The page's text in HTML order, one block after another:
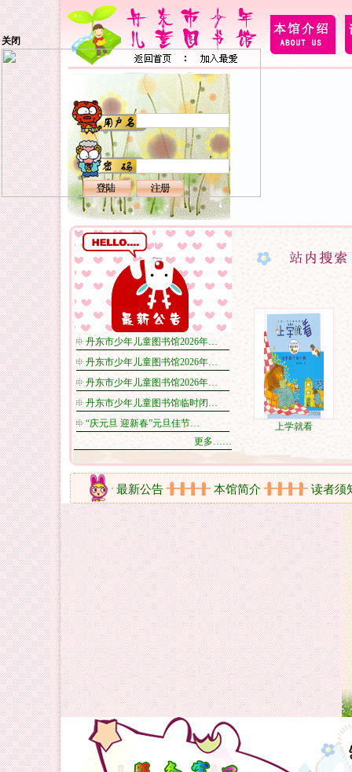
关闭
丹东市少年儿童图书馆2026年…
丹东市少年儿童图书馆2026年…
丹东市少年儿童图书馆2026年…
丹东市少年儿童图书馆临时闭…
“庆元旦 迎新春”元旦佳节…
更多……
上学就看
读书心得 最新公告 本馆简介 读者须知